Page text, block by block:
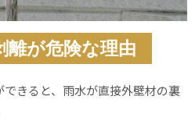
離が危険な理由
きると、雨水が直接外壁材の裏